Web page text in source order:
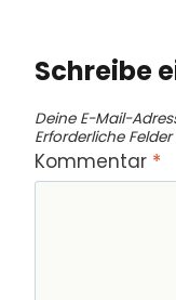
Schreibe
Deine E-Mail-
Erforderliche
Kommentar *